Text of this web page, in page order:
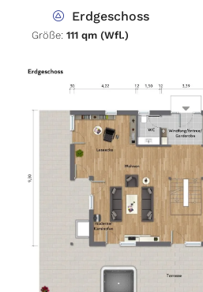
Erdgeschoss
Größe: 111 qm (Wfl.)